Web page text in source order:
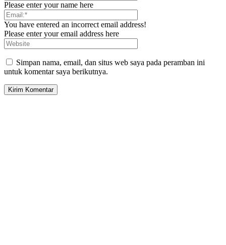
Please enter your name here
You have entered an incorrect email address!
Please enter your email address here
Simpan nama, email, dan situs web saya pada peramban ini
untuk komentar saya berikutnya.